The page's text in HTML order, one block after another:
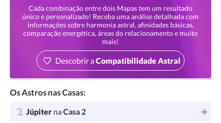
Cada combinação entre dois Mapas tem um resultado
único e personalizado! Receba uma análise detalhada com
informações sobre harmonia astral, afinidades básicas,
comparação energética, áreas do relacionamento e muito
mais!
Descobrir aCompatibilidade Astral
Os Astros nas Casas:
Júpiter naCasa 2